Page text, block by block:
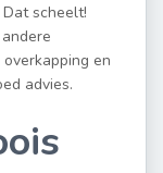
scheelt!
en
advies.